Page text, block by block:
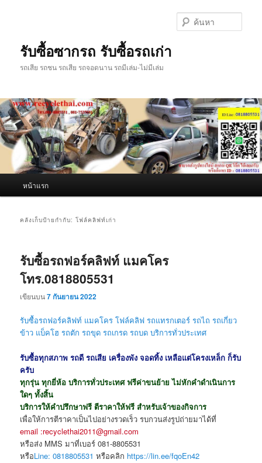
รับซื้อซากรถ รับซื้อรถเก่า
รถเสีย รถชน รถเสีย รถจอดนาน รถมีเล่ม-ไม่มีเล่ม
หน้าแรก
คลังเก็บป้ายกำกับ:โฟล์คลิฟท์เก่า
รับซื้อรถฟอร์คลิฟท์ แมคโคร
โทร.0818805531
เขียนบน7 กันยายน 2022
รับซื้อรถฟอร์คลิฟท์ แมคโคร โฟล์คลิฟ รถแทรกเตอร์ รถไถ รถเกี่ยว
ข้าว แบ็คโฮ รถตัก รถขุด รถเกรด รถบด บริการทั่วประเทศ
รับซื้อทุกสภาพ รถดี รถเสีย เครื่องพัง จอดทิ้ง เหลือแต่โครงเหล็ก ก็รับ
ครับ
ทุกรุ่น ทุกยี่ห้อ บริการทั่วประเทศ ฟรีค่าขนย้าย ไม่หักคำดำเนินการ
ใดๆ ทั้งสิ้น
บริการให้คำปรึกษาฟรี ตีราคาให้ฟรี สำหรับเจ้าของกิจการ
เพื่อให้การตีราคาเป็นไปอย่างรวดเร็ว รบกวนส่งรูปถ่ายมาได้ที่
email :recyclethai2011@gmail.com
หรือส่ง MMS มาที่เบอร์ 081-8805531
หรือLine: 0818805531 หรือคลิก https://lin.ee/fqoEn42